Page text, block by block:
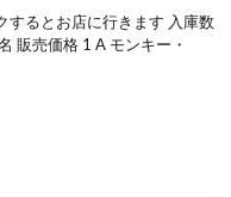
するとお店に行きます 入庫数
販売価格 1 A モンキー・